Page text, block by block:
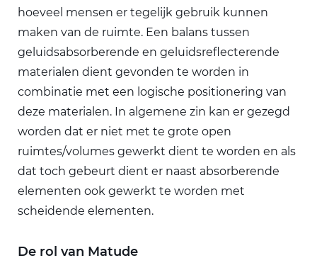
hoeveel mensen er tegelijk gebruik kunnen
maken van de ruimte. Een balans tussen
geluidsabsorberende en geluidsreflecterende
materialen dient gevonden te worden in
combinatie met een logische positionering van
deze materialen. In algemene zin kan er gezegd
worden dat er niet met te grote open
ruimtes/volumes gewerkt dient te worden en als
dat toch gebeurt dient er naast absorberende
elementen ook gewerkt te worden met
scheidende elementen.
De rol van Matude